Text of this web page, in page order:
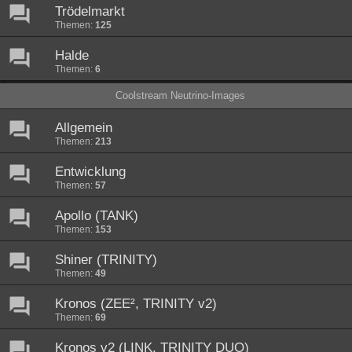
Trödelmarkt
Themen: 125
Halde
Themen: 6
Coolstream Neutrino-Images
Allgemein
Themen: 213
Entwicklung
Themen: 57
Apollo (TANK)
Themen: 153
Shiner (TRINITY)
Themen: 49
Kronos (ZEE², TRINITY v2)
Themen: 69
Kronos v2 (LINK, TRINITY DUO)